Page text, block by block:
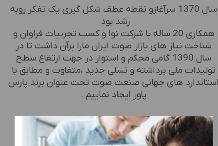
سال 1370 سرآغازو نقطه عطف شکل گیری یک تفکر روبه
رشد بود
همکاری 20 ساله با شرکت نوا و کسب تجربیات فراوان و
شناخت نیاز های بازار صوت ایران مارا برآن داشت تا در
سال 1390 گامی محکم و استوار در جهت ارتقاع سطح
تولیدات ملی برداشته و نسلی جدید ،متفاوت و مطابق با
های جهانی صنعت صوت تحت عنوان برند پارس
پاور ایجاد نماییم .